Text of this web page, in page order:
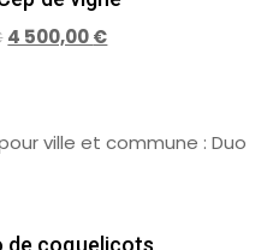
4 500,00€
de coquelicots